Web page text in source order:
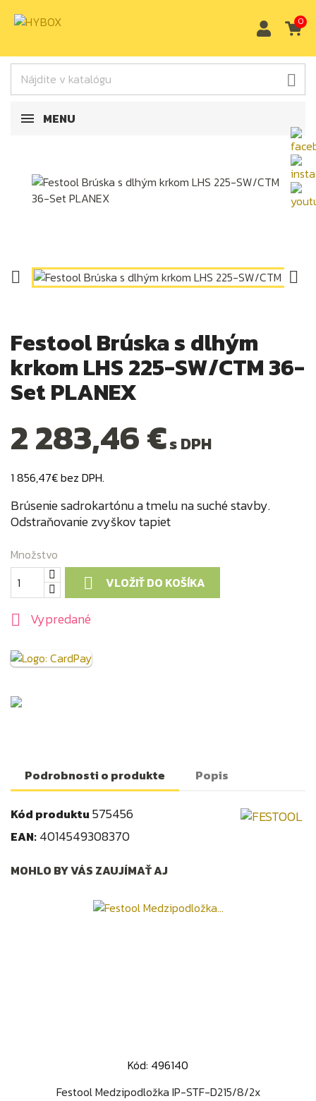

0
MENU
 
Festool Brúska s dlhým
krkom LHS 225-SW/CTM 36-
Set PLANEX
2 283,46 €s DPH
1 856,47€ bez DPH.
Brúsenie sadrokartónu a tmelu na suché stavby.
Odstraňovanie zvyškov tapiet
Množstvo
 VLOŽIŤ DO KOŠÍKA
 Vypredané
Podrobnosti o produkte Popis
Kód produktu 575456
EAN: 4014549308370
MOHLO BY VÁS ZAUJÍMAŤ AJ
Kód: 496140
Festool Medzipodložka IP-STF-D215/8/2x